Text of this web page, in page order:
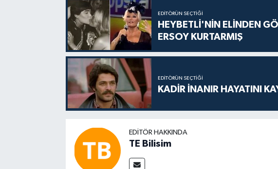
EDITÖRÜN SEÇTIĞI
HEYBETLİ'NİN ELİNDEN
ERSOY KURTARMIŞ
EDITÖRÜN SEÇTIĞI
KADİR İNANIR HAYATINI
EDITÖR HAKKINDA
TE Bilisim